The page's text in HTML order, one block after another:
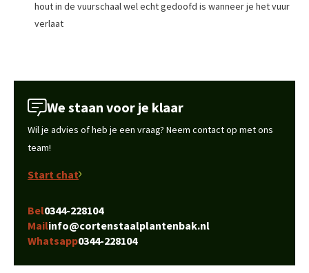
hout in de vuurschaal wel echt gedoofd is wanneer je het vuur
verlaat
We staan voor je klaar
Wil je advies of heb je een vraag? Neem contact op met ons
team!
Start chat
Bel0344-228104
Mailinfo@cortenstaalplantenbak.nl
Whatsapp0344-228104